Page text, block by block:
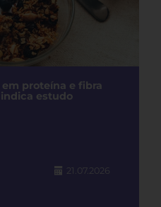
proteína e fibra
estudo
21.07.2026